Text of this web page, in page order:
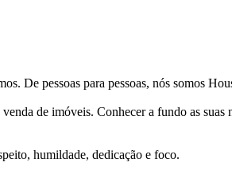
De pessoas para pessoas, nós somos
de imóveis. Conhecer a fundo as
humildade, dedicação e foco.